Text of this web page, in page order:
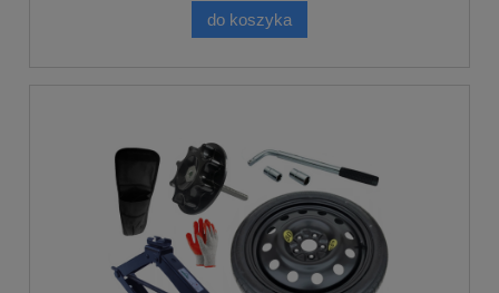
do koszyka